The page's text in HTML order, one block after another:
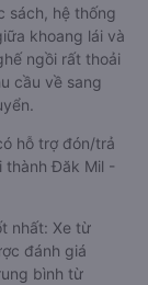
sách, hệ thống
khoang lái và
ngồi rất thoải
cầu về sang
hỗ trợ đón/trả
thành Đăk Mil -
nhất: Xe từ
đánh giá
bình từ